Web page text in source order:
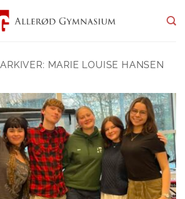
MARIE LOUISE HANSEN